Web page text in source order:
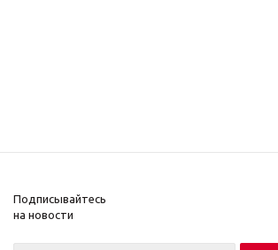
Подписывайтесь
на новости